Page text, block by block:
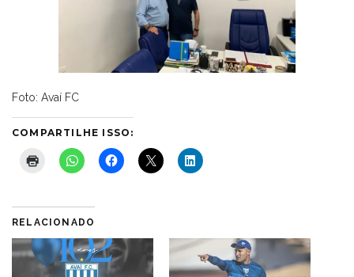
Foto: Avaí FC
COMPARTILHE ISSO:
RELACIONADO